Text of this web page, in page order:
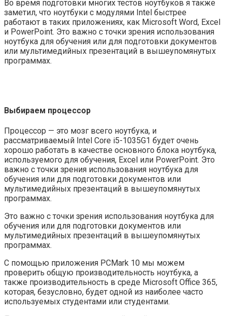
Во время подготовки многих тестов ноутбуков я также
заметил, что ноутбуки с модулями Intel быстрее
работают в таких приложениях, как Microsoft Word, Excel
и PowerPoint. Это важно с точки зрения использования
ноутбука для обучения или для подготовки документов
или мультимедийных презентаций в вышеупомянутых
программах.
Выбираем процессор
Процессор — это мозг всего ноутбука, и
рассматриваемый Intel Core i5-1035G1 будет очень
хорошо работать в качестве основного блока ноутбука,
используемого для обучения, Excel или PowerPoint. Это
важно с точки зрения использования ноутбука для
обучения или для подготовки документов или
мультимедийных презентаций в вышеупомянутых
программах.
Это важно с точки зрения использования ноутбука для
обучения или для подготовки документов или
мультимедийных презентаций в вышеупомянутых
программах.
С помощью приложения PCMark 10 мы можем
проверить общую производительность ноутбука, а
также производительность в среде Microsoft Office 365,
которая, безусловно, будет одной из наиболее часто
используемых студентами или студентами.